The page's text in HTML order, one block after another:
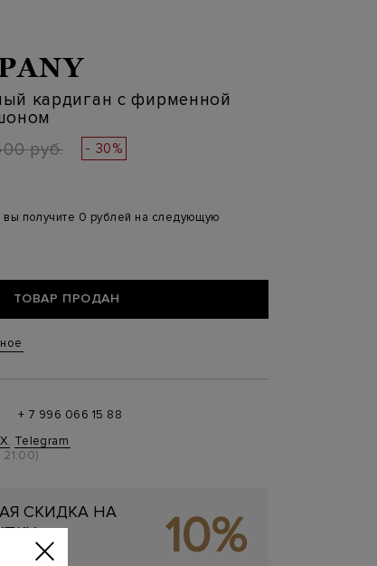
кардиган с фирменной
руб. - 30%
вы получите 0 рублей на следующую
ТОВАР ПРОДАН
+ 7 996 066 15 88
, Telegram
СКИДКА НА
10%